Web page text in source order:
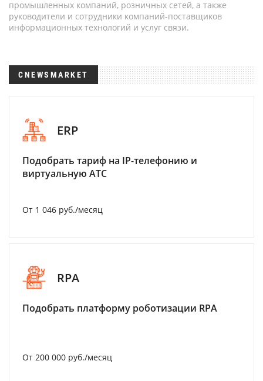
промышленных компаний, розничных сетей, а также
руководители и сотрудники компаний-поставщиков
информационных технологий и услуг связи.
CNEWSMARKET
ERP
Подобрать тариф на IP-телефонию и
виртуальную АТС
От 1 046 руб./месяц
RPA
Подобрать платформу роботизации RPA
От 200 000 руб./месяц